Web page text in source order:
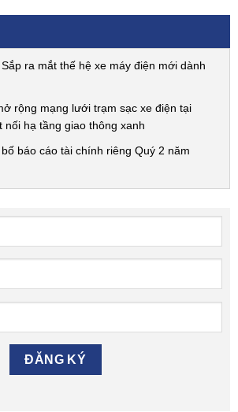
ra mắt thế hệ xe máy điện mới dành
rộng mạng lưới trạm sạc xe điện tại
nối hạ tầng giao thông xanh
báo cáo tài chính riêng Quý 2 năm